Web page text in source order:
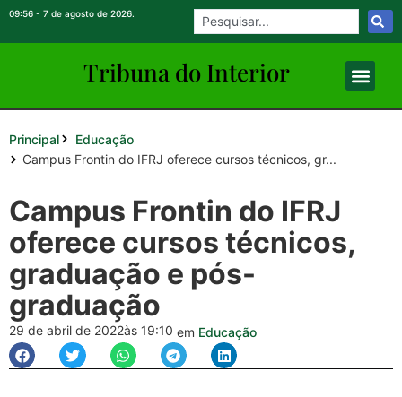
09:56 - 7 de agosto de 2026.
Tribuna do Interior
Principal
Educação
Campus Frontin do IFRJ oferece cursos técnicos, gr...
Campus Frontin do IFRJ
oferece cursos técnicos,
graduação e pós-
graduação
29 de abril de 2022às 19:10 em Educação